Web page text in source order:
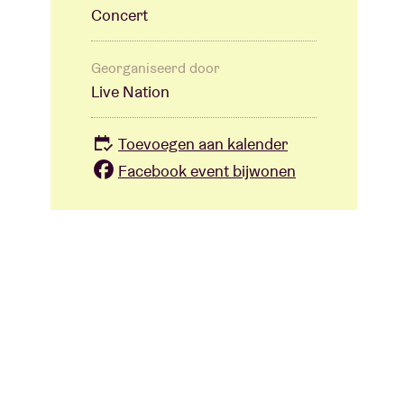
Concert
Georganiseerd door
Live Nation
Toevoegen aan kalender
Facebook event bijwonen